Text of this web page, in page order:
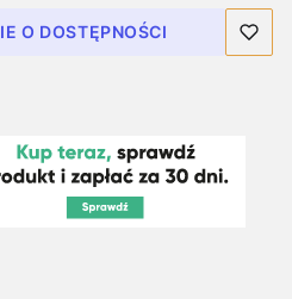
O DOSTĘPNOŚCI